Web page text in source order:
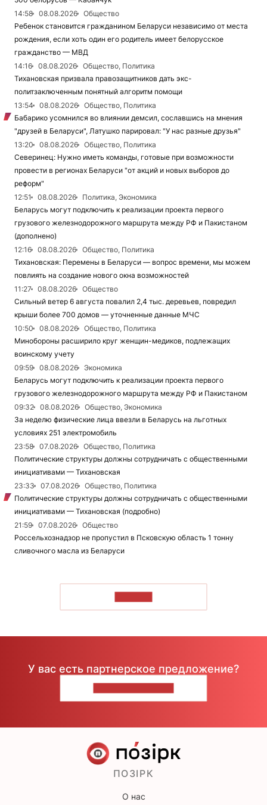
14:58
08.08.2026
Общество
Ребенок становится гражданином Беларуси независимо от места
рождения, если хоть один его родитель имеет белорусское
гражданство — МВД
14:16
08.08.2026
Общество, Политика
Тихановская призвала правозащитников дать экс-
политзаключенным понятный алгоритм помощи
13:54
08.08.2026
Общество, Политика
Бабарико усомнился во влиянии демсил, сославшись на мнения
"друзей в Беларуси", Латушко парировал: "У нас разные друзья"
13:20
08.08.2026
Общество, Политика
Северинец: Нужно иметь команды, готовые при возможности
провести в регионах Беларуси "от акций и новых выборов до
реформ"
12:51
08.08.2026
Политика, Экономика
Беларусь могут подключить к реализации проекта первого
грузового железнодорожного маршрута между РФ и Пакистаном
(дополнено)
12:16
08.08.2026
Общество, Политика
Тихановская: Перемены в Беларуси — вопрос времени, мы можем
повлиять на создание нового окна возможностей
11:27
08.08.2026
Общество
Сильный ветер 6 августа повалил 2,4 тыс. деревьев, повредил
крыши более 700 домов — уточненные данные МЧС
10:50
08.08.2026
Общество, Политика
Минобороны расширило круг женщин-медиков, подлежащих
воинскому учету
09:59
08.08.2026
Экономика
Беларусь могут подключить к реализации проекта первого
грузового железнодорожного маршрута между РФ и Пакистаном
09:32
08.08.2026
Общество, Экономика
За неделю физические лица ввезли в Беларусь на льготных
условиях 251 электромобиль
23:58
07.08.2026
Общество, Политика
Политические структуры должны сотрудничать с общественными
инициативами — Тихановская
23:33
07.08.2026
Общество, Политика
Политические структуры должны сотрудничать с общественными
инициативами — Тихановская (подробно)
21:59
07.08.2026
Общество
Россельхознадзор не пропустил в Псковскую область 1 тонну
сливочного масла из Беларуси
У вас есть партнерское предложение?
ПОЗІРК
О нас